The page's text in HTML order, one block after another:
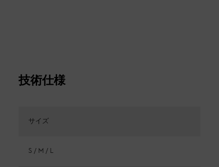
技術仕様
サイズ
S / M / L